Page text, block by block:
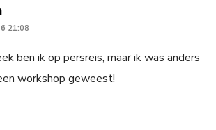
says:
21:08
ben ik op persreis, maar ik was anders
workshop geweest!